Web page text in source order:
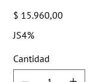
Precio
$ 15.960,00
JS4%
Cantidad